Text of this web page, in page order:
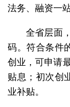
法务、融资一
全省层面
码。符合条件
创业，可申请
贴息；初次创
业补贴。